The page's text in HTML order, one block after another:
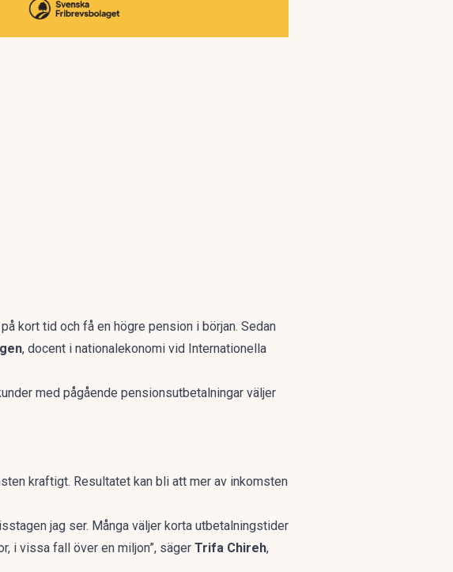
kort tid och få en högre pension i början. Sedan
, docent i nationalekonomi vid Internationella
med pågående pensionsutbetalningar väljer
kraftigt. Resultatet kan bli att mer av inkomsten
jag ser. Många väljer korta utbetalningstider
i vissa fall över en miljon”, säger Trifa Chireh,